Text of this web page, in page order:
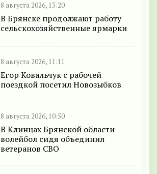
8 августа 2026, 13:20
В Брянске продолжают работу
сельскохозяйственные ярмарки
8 августа 2026, 11:11
Егор Ковальчук с рабочей
поездкой посетил Новозыбков
8 августа 2026, 10:50
В Клинцах Брянской области
волейбол сидя объединил
ветеранов СВО